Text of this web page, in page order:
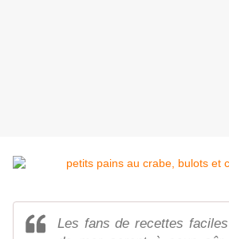
Les fans de recettes